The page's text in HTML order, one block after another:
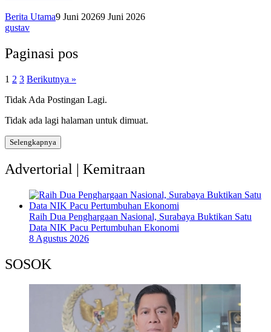
Berita Utama9 Juni 20269 Juni 2026
gustav
Paginasi pos
1 2 3 Berikutnya »
Tidak Ada Postingan Lagi.
Tidak ada lagi halaman untuk dimuat.
Selengkapnya
Advertorial | Kemitraan
Raih Dua Penghargaan Nasional, Surabaya Buktikan Satu
Data NIK Pacu Pertumbuhan Ekonomi
8 Agustus 2026
SOSOK